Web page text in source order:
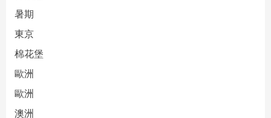
暑期
東京
棉花堡
歐洲
歐洲
澳洲